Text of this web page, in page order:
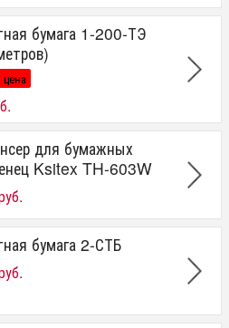
бумага 1-200-ТЭ
для бумажных
Ksitex TH-603W
бумага 2-СТБ